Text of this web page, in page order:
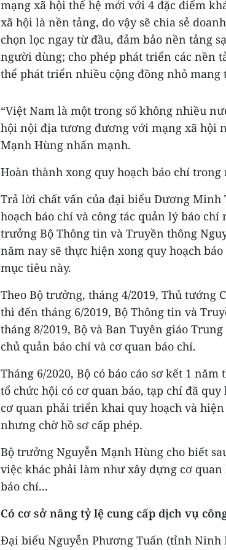
mạng xã hội thế hệ mới với 4 đặc điểm
xã hội là nền tảng, do vậy sẽ chia sẻ
chọn lọc ngay từ đầu, đảm bảo nền tảng
người dùng; cho phép phát triển các nền
thể phát triển nhiều cộng đồng nhỏ
“Việt Nam là một trong số không nhiều
hội nội địa tương đương với mạng xã hội
Mạnh Hùng nhấn mạnh.
Hoàn thành xong quy hoạch báo chí trong
Trả lời chất vấn của đại biểu Dương Minh
hoạch báo chí và công tác quản lý báo
trưởng Bộ Thông tin và Truyền thông
năm nay sẽ thực hiện xong quy hoạch
mục tiêu này.
Theo Bộ trưởng, tháng 4/2019, Thủ tướng
thì đến tháng 6/2019, Bộ Thông tin và
tháng 8/2019, Bộ và Ban Tuyên giáo
chủ quản báo chí và cơ quan báo chí.
Tháng 6/2020, Bộ có báo cáo sơ kết 1
tổ chức hội có cơ quan báo, tạp chí đã quy
cơ quan phải triển khai quy hoạch và
nhưng chờ hồ sơ cấp phép.
Bộ trưởng Nguyễn Mạnh Hùng cho biết
việc khác phải làm như xây dựng cơ
báo chí...
Có cơ sở nâng tỷ lệ cung cấp dịch vụ
Đại biểu Nguyễn Phương Tuấn (tỉnh Ninh